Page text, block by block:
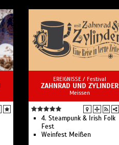
EREIGNISSE / Festival
ZAHNRAD UND ZYLINDER
Meissen
4. Steampunk & Irish Folk
Fest
Weinfest Meißen